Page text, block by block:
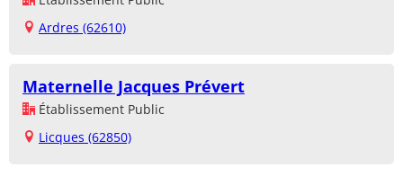
Ardres (62610)
Maternelle Jacques Prévert
Établissement Public
Licques (62850)